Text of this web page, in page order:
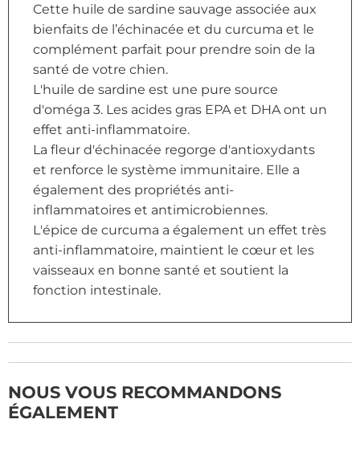
Cette huile de sardine sauvage associée aux
bienfaits de l’échinacée et du curcuma et le
complément parfait pour prendre soin de la
santé de votre chien.
L'huile de sardine est une pure source
d'oméga 3. Les acides gras EPA et DHA ont un
effet anti-inflammatoire.
La fleur d'échinacée regorge d'antioxydants
et renforce le système immunitaire. Elle a
également des propriétés anti-
inflammatoires et antimicrobiennes.
L'épice de curcuma a également un effet très
anti-inflammatoire, maintient le cœur et les
vaisseaux en bonne santé et soutient la
fonction intestinale.
NOUS VOUS RECOMMANDONS
ÉGALEMENT